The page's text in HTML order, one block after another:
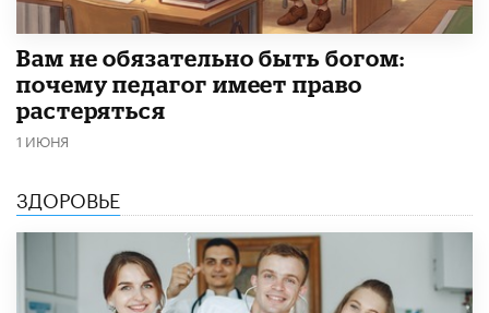
​Вам не обязательно быть богом:
почему педагог имеет право
растеряться
1 ИЮНЯ
ЗДОРОВЬЕ